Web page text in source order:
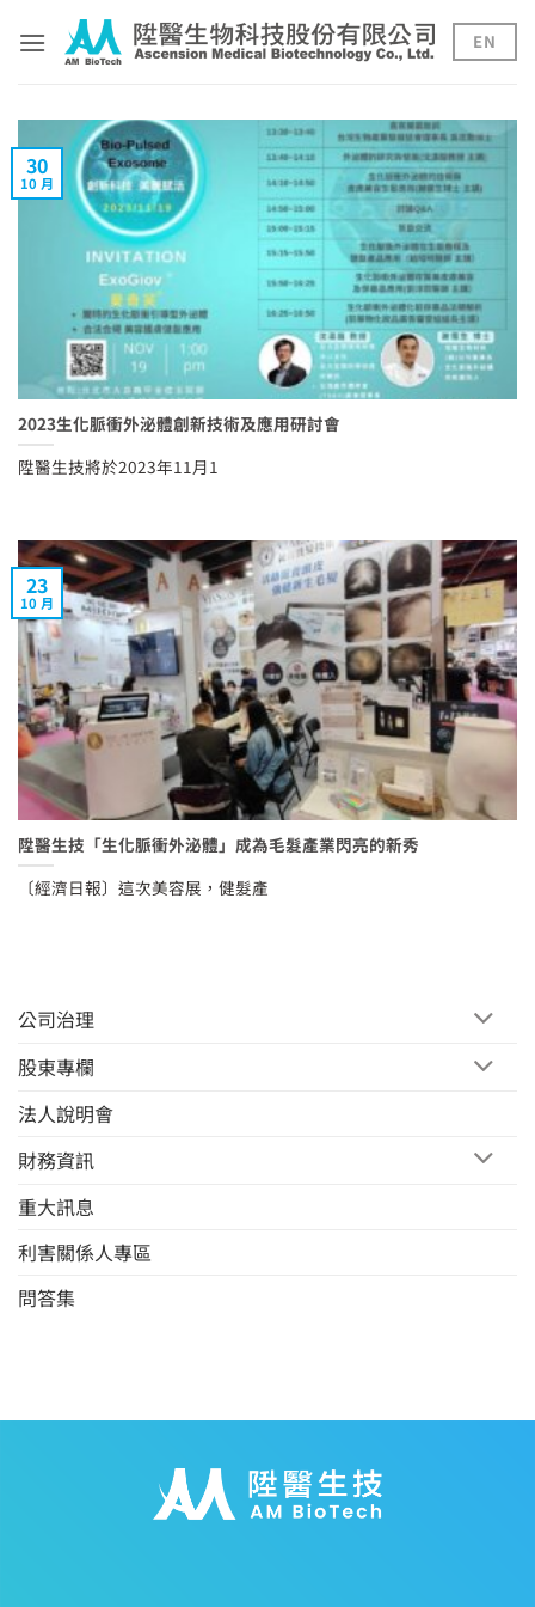
content
EN
公司治理
股東專欄
法人說明會
財務資訊
重大訊息
利害關係人專區
問答集
2023生化脈衝外泌體創新技術及應用研討會
陞醫生技將於2023年11月1
30
10 月
陞醫生技「生化脈衝外泌體」成為毛髮產業閃亮的新秀
〔經濟日報〕這次美容展，健髮產
23
10 月